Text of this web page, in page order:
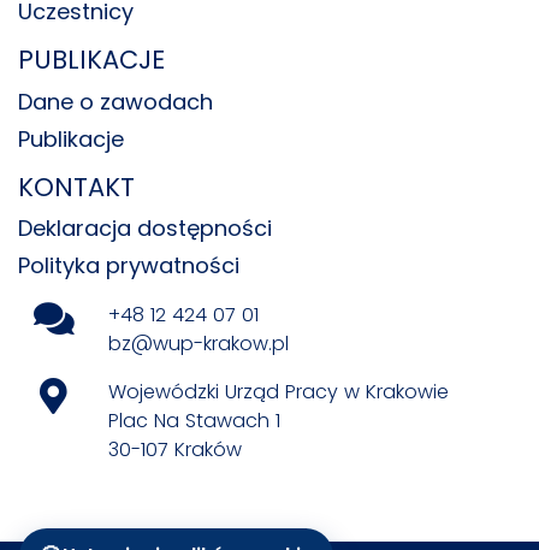
Uczestnicy
PUBLIKACJE
Dane o zawodach
Publikacje
KONTAKT
Deklaracja dostępności
Polityka prywatności
+48 12 424 07 01
bz@wup-krakow.pl
Wojewódzki Urząd Pracy w Krakowie
Plac Na Stawach 1
30-107 Kraków